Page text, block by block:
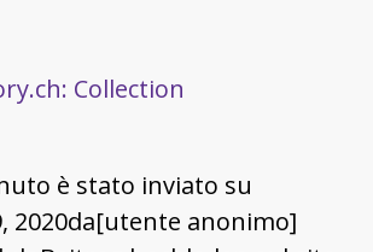
Collection
è stato inviato su
2020da[utente anonimo]